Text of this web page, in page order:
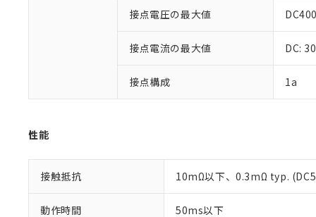
接点電圧の最大値
接点電流の最大値 DC:
接点構成 1a
性能
接触抵抗 10mΩ以下、0.3mΩ typ.
動作時間 50ms以下
ご利用条件
以下の条件をお
い。
正式な納期
対応予定なし：
調査・確認中：
非該当品：ライ
仕入先様の事情
があります。
但し、RoHS指令で産
フタル酸エステル類の
※1 中国
「○」：最大均質
「×」：最大均質
Pb(鉛) :1000ppm、
DBP(フタル酸ジブチル
当社は貴社
置等に一切
○ 一定数